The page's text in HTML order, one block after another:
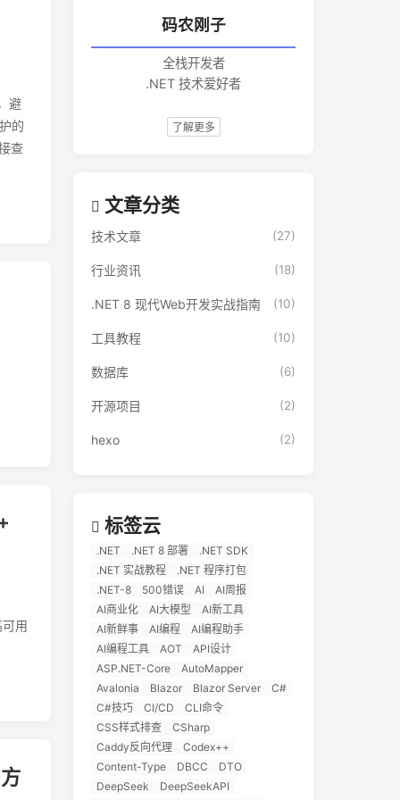
避
的
查
用
码农刚子
全栈开发者
.NET 技术爱好者
了解更多
文章分类
技术文章 (27)
行业资讯 (18)
.NET 8 现代Web开发实战指南 (10)
工具教程 (10)
数据库 (6)
开源项目 (2)
hexo (2)
标签云
.NET .NET 8 部署
.NET SDK
.NET 实战教程
.NET 程序打包
.NET-8
500错误 AI
AI周报
AI商业化
AI大模型
AI新工具
AI新鲜事
AI编程
AI编程助手
AI编程工具
AOT
API设计
ASP.NET-Core
AutoMapper
Avalonia
Blazor Blazor Server
C#
C#技巧
CI/CD
CLI命令
CSS样式排查
CSharp
Caddy反向代理
Codex++
Content-Type
DBCC
DTO
DeepSeek
DeepSeekAPI